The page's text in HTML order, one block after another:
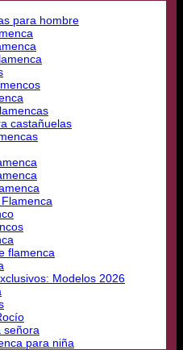
para hombre
castañuelas
flamenca
Modelos 2026
señora
para niña